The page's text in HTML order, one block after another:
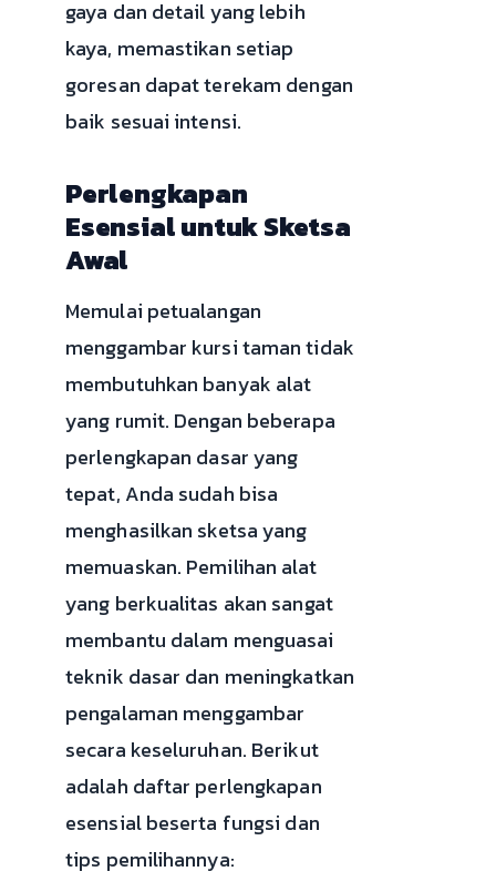
gaya dan detail yang lebih
kaya, memastikan setiap
goresan dapat terekam dengan
baik sesuai intensi.
Perlengkapan
Esensial untuk Sketsa
Awal
Memulai petualangan
menggambar kursi taman tidak
membutuhkan banyak alat
yang rumit. Dengan beberapa
perlengkapan dasar yang
tepat, Anda sudah bisa
menghasilkan sketsa yang
memuaskan. Pemilihan alat
yang berkualitas akan sangat
membantu dalam menguasai
teknik dasar dan meningkatkan
pengalaman menggambar
secara keseluruhan. Berikut
adalah daftar perlengkapan
esensial beserta fungsi dan
tips pemilihannya: